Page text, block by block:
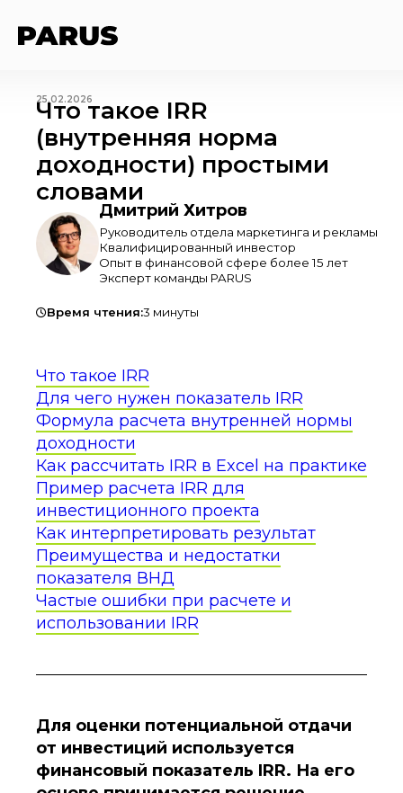
25.02.2026
Что такое IRR
(внутренняя норма
доходности) простыми
словами
Дмитрий Хитров
Руководитель отдела маркетинга и рекламы
Квалифицированный инвестор
Опыт в финансовой сфере более 15 лет
Эксперт команды PARUS
Время чтения:3 минуты
Что такое IRR
Для чего нужен показатель IRR
Формула расчета внутренней нормы
доходности
Как рассчитать IRR в Excel на практике
Пример расчета IRR для
инвестиционного проекта
Как интерпретировать результат
Преимущества и недостатки
показателя ВНД
Частые ошибки при расчете и
использовании IRR
Для оценки потенциальной отдачи
от инвестиций используется
финансовый показатель IRR. На его